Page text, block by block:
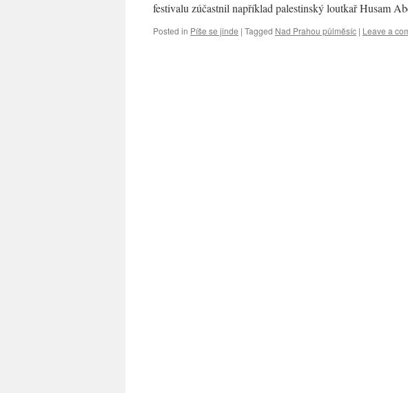
festivalu zúčastnil například palestinský loutkař Husam
Posted in Píše se jinde | Tagged Nad Prahou půlměsíc | Leave a